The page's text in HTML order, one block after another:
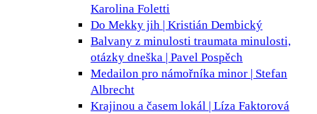
Karolina Foletti
Do Mekky jih | Kristián Dembický
Balvany z minulosti traumata minulosti,
otázky dneška | Pavel Pospěch
Medailon pro námořníka minor | Stefan
Albrecht
Krajinou a časem lokál | Líza Faktorová